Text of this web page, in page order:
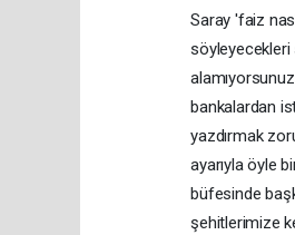
Saray 'faiz
söyleyecekleri
bankalardan
yazdırmak
ayarıyla öyle
büfesinde
şehitlerimize